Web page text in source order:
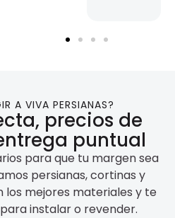
A VIVA PERSIANAS?
precios de
puntual
para que tu margen sea
persianas, cortinas y
los mejores materiales y te
instalar o revender.